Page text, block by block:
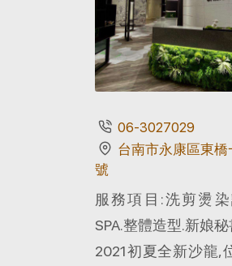
06-3027029
台南市永康區東橋
號
服務項目:洗剪燙
SPA.整體造型.新娘秘
2021初夏全新沙龍,